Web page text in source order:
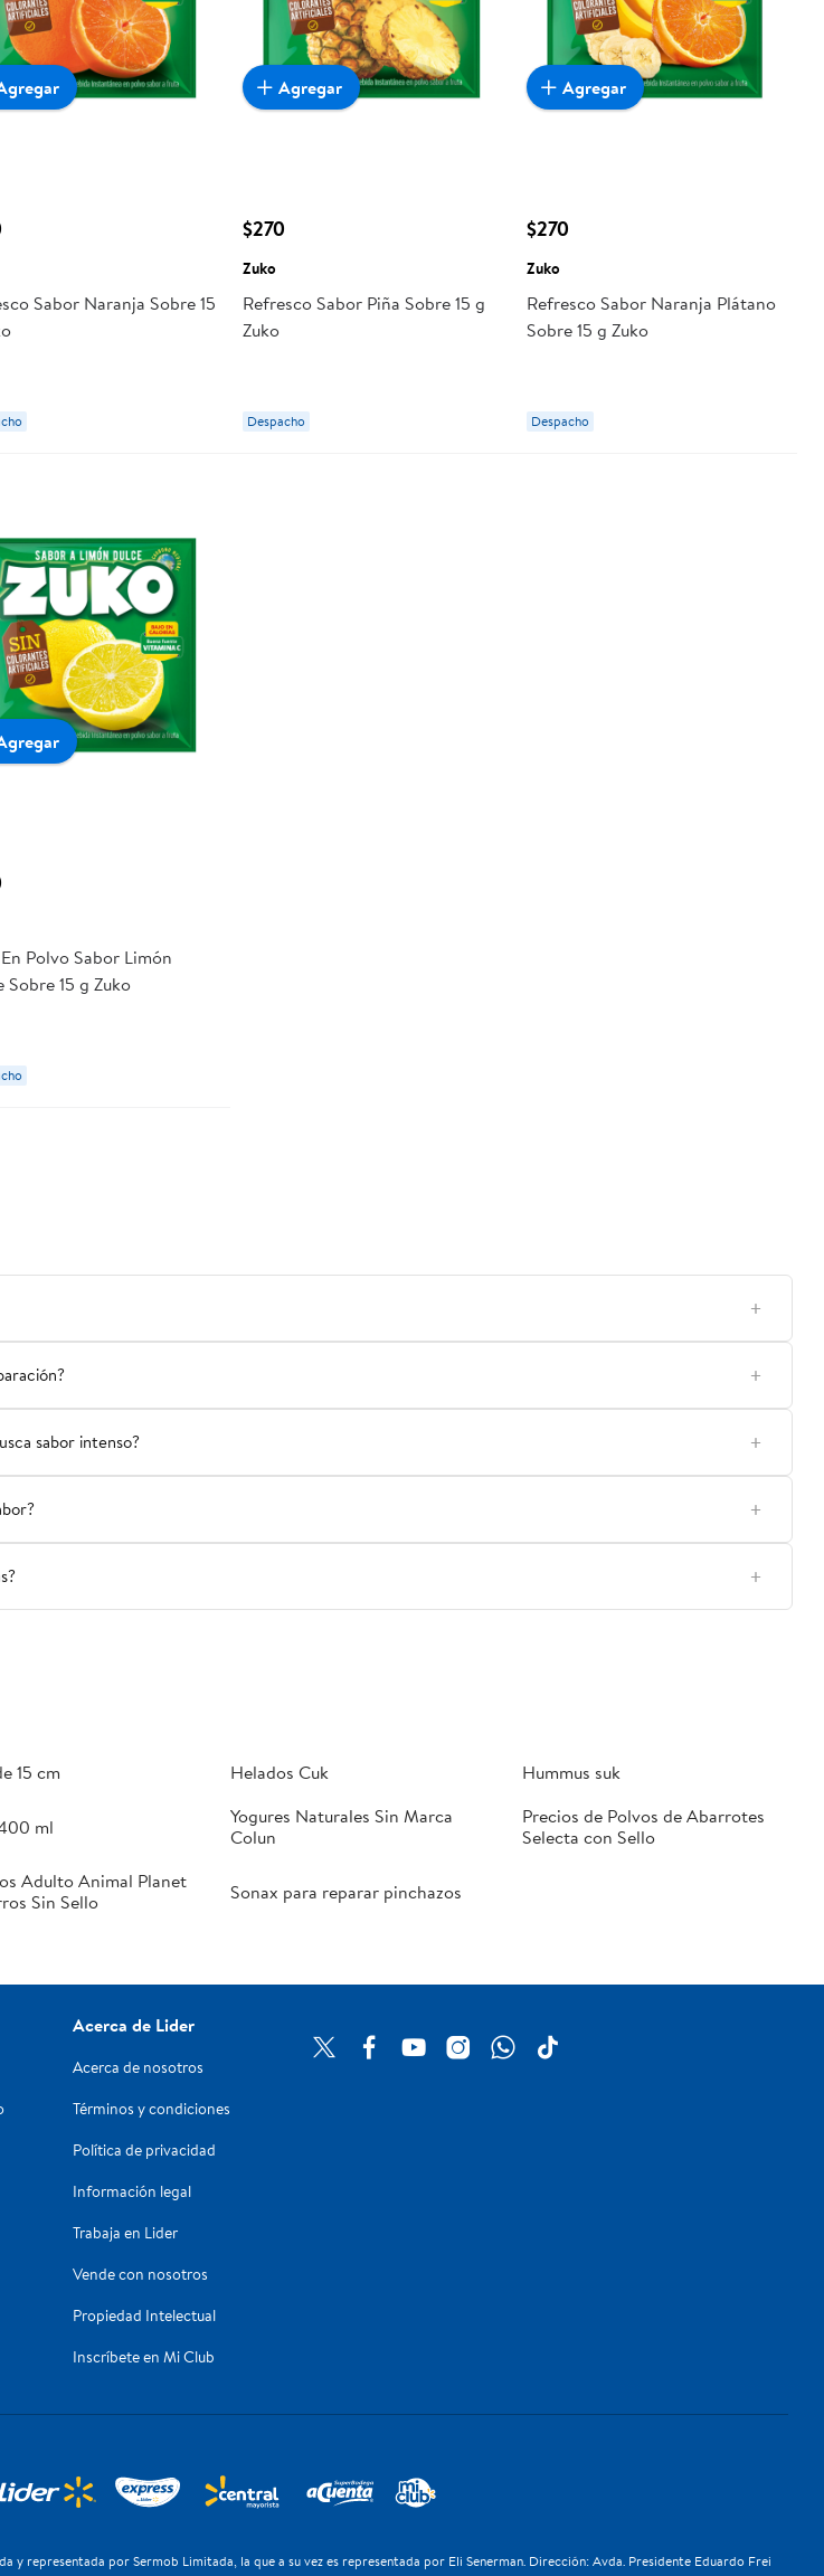
Sabor Naranja Sobre 15
$270
Zuko
Refresco Sabor Piña Sobre 15 g
Zuko
Despacho
Agregar
$270
Zuko
Refresco Sabor Naranja Plátano
Sobre 15 g Zuko
Despacho
Agregar
Polvo Sabor Limón
Sobre 15 g Zuko
sabor intenso?
15 cm Helados Cuk Hummus suk
ml
Yogures Naturales Sin Marca
Colun
Precios de Polvos de Abarrotes
Selecta con Sello
Adulto Animal Planet
Sin Sello
Sonax para reparar pinchazos
Acerca de Lider
Acerca de nosotros
Términos y condiciones
Política de privacidad
Información legal
Trabaja en Lider
Vende con nosotros
Propiedad Intelectual
Inscríbete en Mi Club
y representada por Sermob Limitada, la que a su vez es representada por Eli Senerman. Dirección: Avda. Presidente Eduardo Frei